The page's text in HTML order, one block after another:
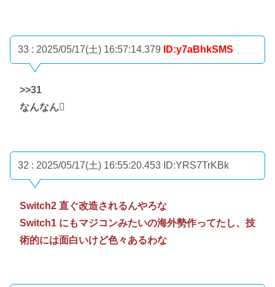
33 : 2025/05/17(土) 16:57:14.379 ID:y7aBhkSMS
>>31
なんなん🫩
32 : 2025/05/17(土) 16:55:20.453 ID:YRS7TrKBk
Switch2 直ぐ改造されるんやろな
Switch1 にもマジコンみたいの海外勢作ってたし、技
術的には面白いけど色々あるわな